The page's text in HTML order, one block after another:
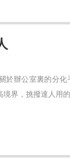
於辦公室裏的分
境界，挑撥達人用